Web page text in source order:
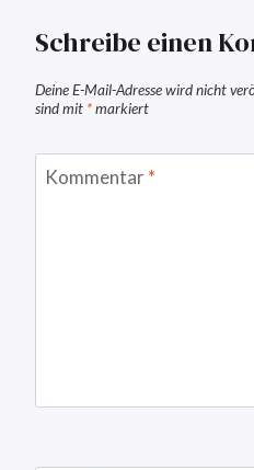
Schreibe einen
Deine E-Mail-Adresse wird nicht
sind mit *markiert
Kommentar*